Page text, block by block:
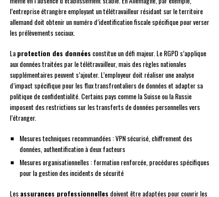
l’entreprise étrangère employant un télétravailleur résidant sur le territoire
allemand doit obtenir un numéro d’identification fiscale spécifique pour verser
les prélèvements sociaux.
Laprotection des données constitue un défi majeur. Le RGPD s’applique
aux données traitées par le télétravailleur, mais des règles nationales
supplémentaires peuvent s’ajouter. L’employeur doit réaliser une analyse
d’impact spécifique pour les flux transfrontaliers de données et adapter sa
politique de confidentialité. Certains pays comme la Suisse ou la Russie
imposent des restrictions sur les transferts de données personnelles vers
l’étranger.
Mesures techniques recommandées : VPN sécurisé, chiffrement des
données, authentification à deux facteurs
Mesures organisationnelles : formation renforcée, procédures spécifiques
pour la gestion des incidents de sécurité
Lesassurances professionnelles doivent être adaptées pour couvrir les